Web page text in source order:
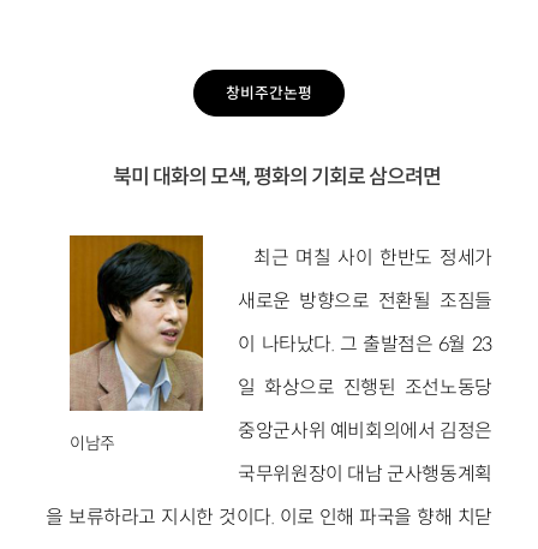
창비주간논평
북미 대화의 모색, 평화의 기회로 삼으려면
이남주
최근 며칠 사이 한반도 정세가
새로운 방향으로 전환될 조짐들
이 나타났다. 그 출발점은 6월 23
일 화상으로 진행된 조선노동당
중앙군사위 예비회의에서 김정은
국무위원장이 대남 군사행동계획
을 보류하라고 지시한 것이다. 이로 인해 파국을 향해 치닫